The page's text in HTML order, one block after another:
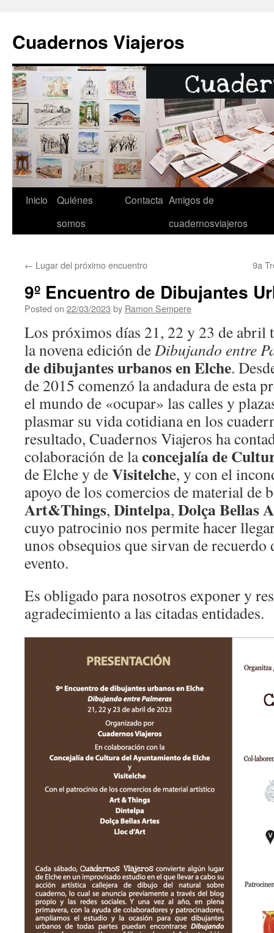
Cuadernos Viajeros
Skip
Inicio
Quiénes
somos
Contacta Amigos de
cuadernosviajeros
← Lugar del próximo encuentro 9a
9º Encuentro de Dibujantes
Posted on 22/03/2023 by Ramon Sempere
Los próximos días 21, 22 y 23 de abril
la novena edición deDibujando entre
de dibujantes urbanos en Elche.
de 2015 comenzó la andadura de esta
el mundo de «ocupar» las calles y
plasmar su vida cotidiana en los
resultado, Cuadernos Viajeros ha
colaboración de laconcejalía de
de Elche y deVisitelche, y con el
apoyo de los comercios de material de
Art&Things, Dintelpa, DolçaBellas
cuyo patrocinio nos permite hacer
unos obsequios que sirvan de recuerdo
evento.
Es obligado para nosotros exponer y
agradecimiento a las citadas entidades.